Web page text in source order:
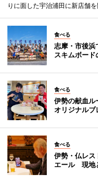
りに面した宇治浦田に新店舗を
食べる
志摩・市後
スキムボード
食べる
伊勢の献血ル
オリジナルブ
食べる
伊勢・仏レス
エール 現地